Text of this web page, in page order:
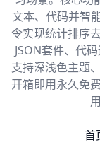
文本、代码并智
令实现统计排序
JSON套件、代
支持深浅色主题
开箱即用永久免
首